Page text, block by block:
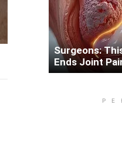
Surgeons:
Ends Joint